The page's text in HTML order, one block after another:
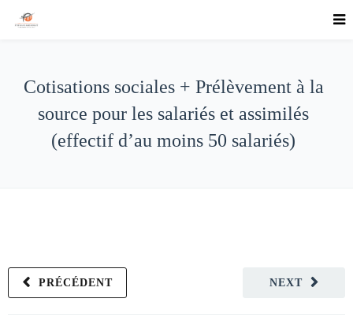
Cotisations sociales + Prélèvement à la
source pour les salariés et assimilés
(effectif d’au moins 50 salariés)
NEXT
PRÉCÉDENT